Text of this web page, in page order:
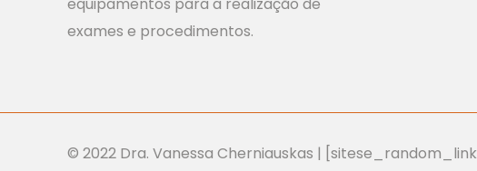
exames e procedimentos.
© 2022 Dra. Vanessa Cherniauskas | [sitese_random_link]